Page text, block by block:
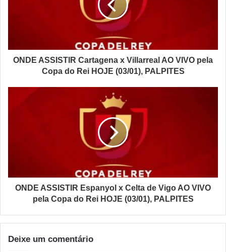
ONDE ASSISTIR Cartagena x Villarreal AO VIVO pela
Copa do Rei HOJE (03/01), PALPITES
ONDE ASSISTIR Espanyol x Celta de Vigo AO VIVO
pela Copa do Rei HOJE (03/01), PALPITES
Deixe um comentário